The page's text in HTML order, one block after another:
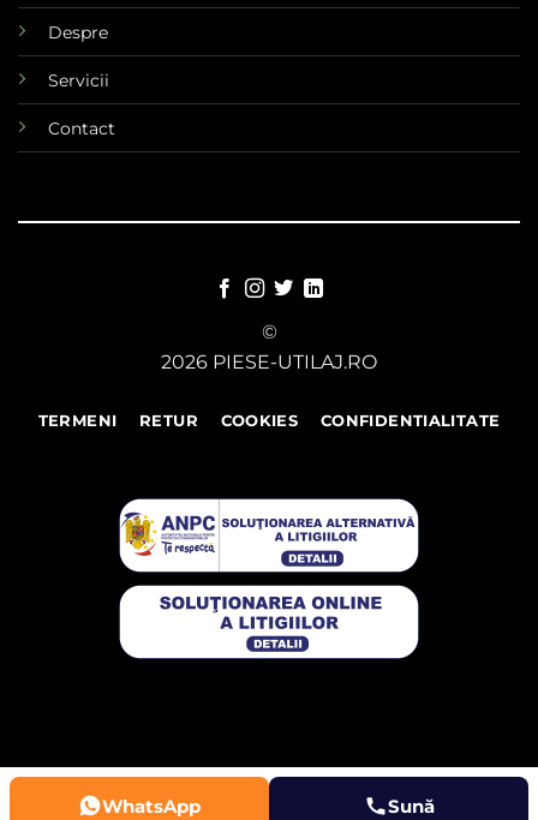
Despre
Servicii
Contact
©
2026 PIESE-UTILAJ.RO
TERMENI RETUR COOKIES CONFIDENTIALITATE
WhatsApp Sună